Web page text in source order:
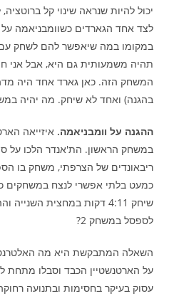
יכול להיות שנראה שינוי קל
לצד אחד הגארדים כשוומבניאמה
במקומו במה שיאפשר להם לשחק עם
תהיה משמעותית גם היא, אבל אני
המשחק הזה. כאן גארד אחד היה
בהגנה) ואחד לא שיחק. מה יהיה
ההגנה על וומבניאמה.
כמעט בלתי אפשרי לנצח במשחקים
שיחק 4:11 דקות במחצית
לספסל במשחק 2?
השאלה המתבקשת היא מה
על הארטנשטיין הכבד וסבלו מתחת
עסוק בעיקר בחסימות ובתנועה